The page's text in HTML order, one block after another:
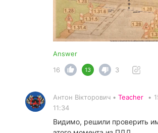
Answer
16
13 3
Антон Вікторович • Teacher •
11:34
Видимо, решили проверить